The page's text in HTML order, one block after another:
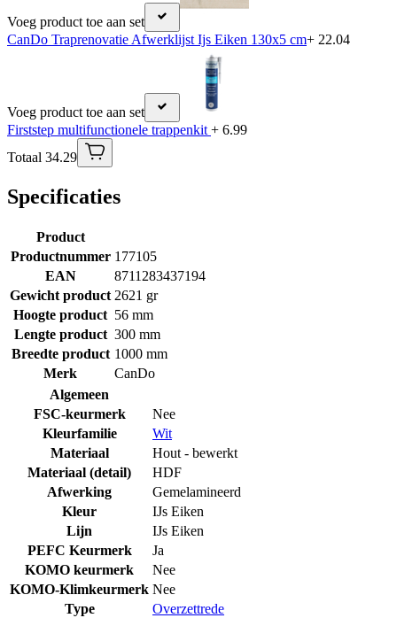
Voeg product toe aan set
CanDo Traprenovatie Afwerklijst Ijs Eiken 130x5 cm+ 22.04
Voeg product toe aan set
Firststep multifunctionele trappenkit + 6.99
Totaal 34.29
Specificaties
Product
Productnummer 177105
EAN
8711283437194
Gewicht product 2621 gr
Hoogte product 56 mm
Lengte product 300 mm
Breedte product 1000 mm
Merk
CanDo
Algemeen
FSC-keurmerk
Nee
Kleurfamilie
Wit
Materiaal
Hout - bewerkt
Materiaal (detail)
HDF
Afwerking
Gemelamineerd
Kleur
IJs Eiken
Lijn
IJs Eiken
PEFC Keurmerk
Ja
KOMO keurmerk
Nee
KOMO-Klimkeurmerk Nee
Type
Overzettrede